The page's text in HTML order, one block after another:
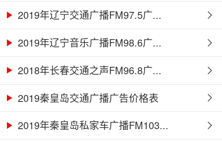
2019年辽宁交通广播FM97.5广...
2019年辽宁音乐广播FM98.6广...
2018年长春交通之声FM96.8广...
2019秦皇岛交通广播广告价格表
2019年秦皇岛私家车广播FM103...